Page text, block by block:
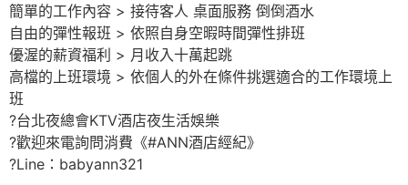
簡單的工作內容 > 接待客人 桌面服務 倒倒酒水
自由的彈性報班 > 依照自身空暇時間彈性排班
優渥的薪資福利 > 月收入十萬起跳
高檔的上班環境 > 依個人的外在條件挑選適合的工作環境上
班
?台北夜總會KTV酒店夜生活娛樂
?歡迎來電詢問消費《#ANN酒店經紀》
?Line：babyann321